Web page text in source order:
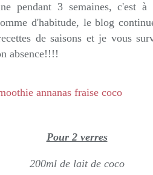
pendant 3 semaines, c'est
d'habitude, le blog
de saisons et je vous
absence!!!!
Pour 2 verres
200ml de lait de coco